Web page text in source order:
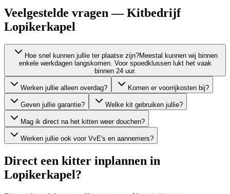
Veelgestelde vragen — Kitbedrijf
Lopikerkapel
Hoe snel kunnen jullie ter plaatse zijn?Meestal kunnen wij binnen
enkele werkdagen langskomen. Voor spoedklussen lukt het vaak
binnen 24 uur.
Werken jullie alleen overdag? Komen er voorrijkosten bij?
Geven jullie garantie? Welke kit gebruiken jullie?
Mag ik direct na het kitten weer douchen?
Werken jullie ook voor VvE's en aannemers?
Direct een kitter inplannen in
Lopikerkapel?